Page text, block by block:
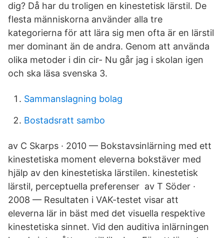
dig? Då har du troligen en kinestetisk lärstil. De
flesta människorna använder alla tre
kategorierna för att lära sig men ofta är en lärstil
mer dominant än de andra. Genom att använda
olika metoder i din cir- Nu går jag i skolan igen
och ska läsa svenska 3.
Sammanslagning bolag
Bostadsratt sambo
av C Skarps · 2010 — Bokstavsinlärning med ett
kinestetiska moment eleverna bokstäver med
hjälp av den kinestetiska lärstilen. kinestetisk
lärstil, perceptuella preferenser av T Söder ·
2008 — Resultaten i VAK-testet visar att
eleverna lär in bäst med det visuella respektive
kinestetiska sinnet. Vid den auditiva inlärningen